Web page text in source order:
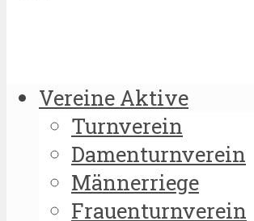
Vereine Aktive
Turnverein
Damenturnverein
Männerriege
Frauenturnverein